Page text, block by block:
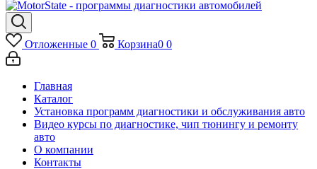
Отложенные 0 Корзина0 0
Главная
Каталог
Установка программ диагностики и обслуживания авто
Видео курсы по диагностике, чип тюнингу и ремонту
авто
О компании
Контакты